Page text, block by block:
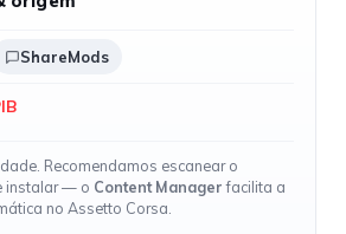
ShareMods
Recomendamos escanear o
instalar — o Content Managerfacilita a
no Assetto Corsa.